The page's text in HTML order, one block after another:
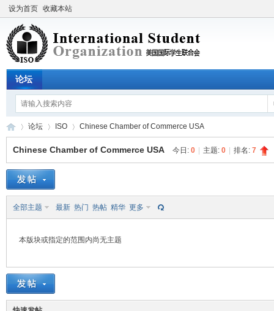
设为首页 收藏本站
论坛
国
»
论坛
›
ISO Chinese Chamber of Commerce USA
Chinese Chamber of Commerce USA 今日: 0 主题: 0 排名: 7
全部主题 最新 热门 热帖 精华 更多
本版块或指定的范围内尚无主题